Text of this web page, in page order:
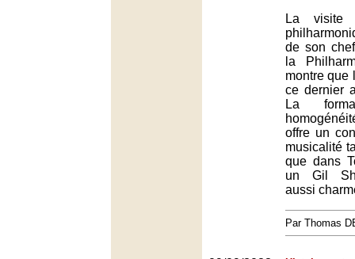
La visite
de son
la
montre que
ce dernier
La
offre un
musicalité
que dans
un Gil
aussi
Par Thomas